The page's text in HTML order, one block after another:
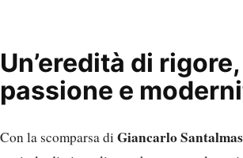
Un’eredità di rigore,
passione e
Con la scomparsa di Giancarlo